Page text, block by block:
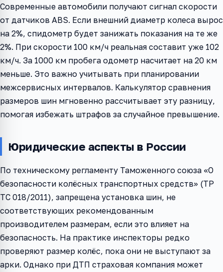
Современные автомобили получают сигнал скорости
от датчиков ABS. Если внешний диаметр колеса вырос
на 2%, спидометр будет занижать показания на те же
2%. При скорости 100 км/ч реальная составит уже 102
км/ч. За 1000 км пробега одометр насчитает на 20 км
меньше. Это важно учитывать при планировании
межсервисных интервалов. Калькулятор сравнения
размеров шин мгновенно рассчитывает эту разницу,
помогая избежать штрафов за случайное превышение.
Юридические аспекты в России
По техническому регламенту Таможенного союза «О
безопасности колёсных транспортных средств» (ТР
ТС 018/2011), запрещена установка шин, не
соответствующих рекомендованным
производителем размерам, если это влияет на
безопасность. На практике инспекторы редко
проверяют размер колёс, пока они не выступают за
арки. Однако при ДТП страховая компания может